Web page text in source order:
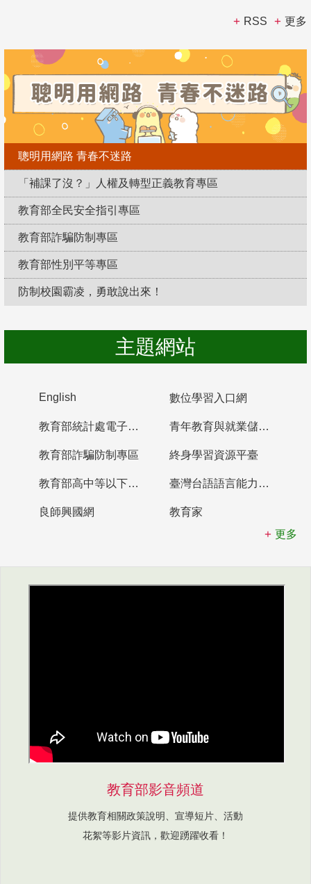
RSS 更多
聰明用網路 青春不迷路
「補課了沒？」人權及轉型正義教育專區
教育部全民安全指引專區
教育部詐騙防制專區
教育部性別平等專區
防制校園霸凌，勇敢說出來！
主題網站
English 數位學習入口網
教育部統計處電子書櫃 青年教育與就業儲蓄帳戶
教育部詐騙防制專區 終身學習資源平臺
教育部高中等以下學校及幼兒園教師資格檢定考試 臺灣台語語言能力認證網站
良師興國網
教育家
更多
教育部影音頻道
提供教育相關政策說明、宣導短片、活動
花絮等影片資訊，歡迎踴躍收看！